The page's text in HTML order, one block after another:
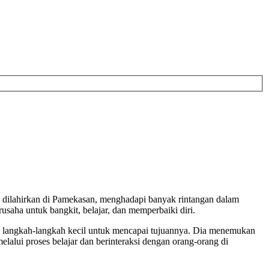
di Pamekasan, menghadapi banyak rintangan dalam
untuk bangkit, belajar, dan memperbaiki diri.
langkah kecil untuk mencapai tujuannya. Dia menemukan
proses belajar dan berinteraksi dengan orang-orang di